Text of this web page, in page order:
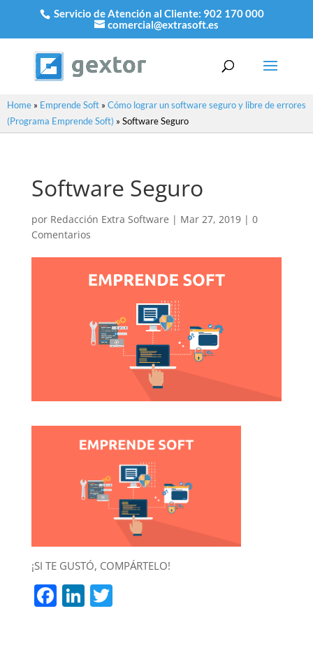
Servicio de Atención al Cliente: 902 170 000
comercial@extrasoft.es
Home » Emprende Soft » Cómo lograr un software seguro y libre de errores
(Programa Emprende Soft) » Software Seguro
Software Seguro
por Redacción Extra Software | Mar 27, 2019| 0
Comentarios
¡SI TE GUSTÓ, COMPÁRTELO!
F Li T